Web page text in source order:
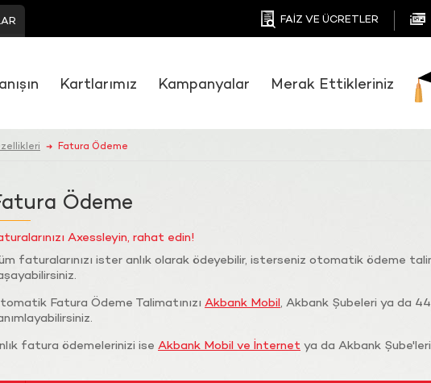
FAİZ VE ÜCRETLER
Kartlarımız Kampanyalar Merak Ettikleriniz
➜ Fatura Ödeme
Ödeme
Axessleyin, rahat edin!
faturalarınızı ister anlık olarak ödeyebilir, isterseniz otomatik ödeme
Fatura Ödeme Talimatınızı Akbank Mobil, Akbank Şubeleri ya da
fatura ödemelerinizi ise Akbank Mobil ve İnternet ya da Akbank